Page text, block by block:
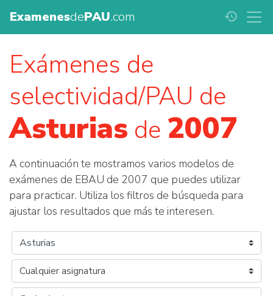
ExamenesdePAU.com history
Exámenes de
selectividad/PAU de
Asturias de 2007
A continuación te mostramos varios modelos de
exámenes de EBAU de 2007 que puedes utilizar
para practicar. Utiliza los filtros de búsqueda para
ajustar los resultados que más te interesen.